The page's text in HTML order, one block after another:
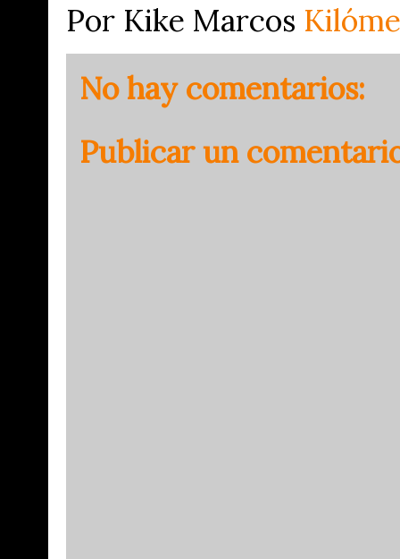
Por Kike Marcos
No hay comentarios:
Publicar un